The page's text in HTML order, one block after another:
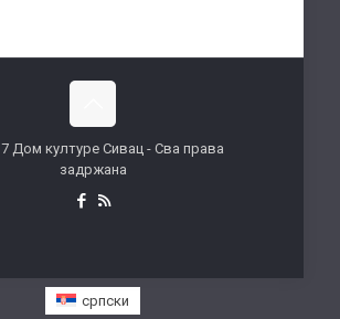
Дом културе Сивац - Сва права
задржана
српски